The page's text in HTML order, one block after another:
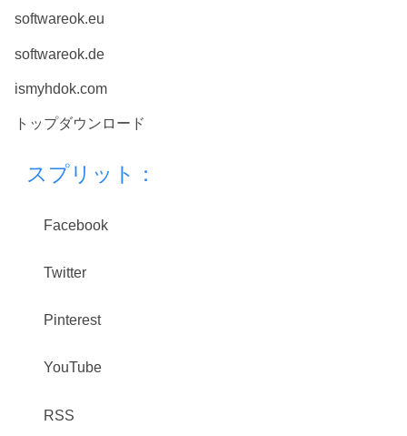
softwareok.eu
softwareok.de
ismyhdok.com
トップダウンロード
スプリット：
Facebook
Twitter
Pinterest
YouTube
RSS